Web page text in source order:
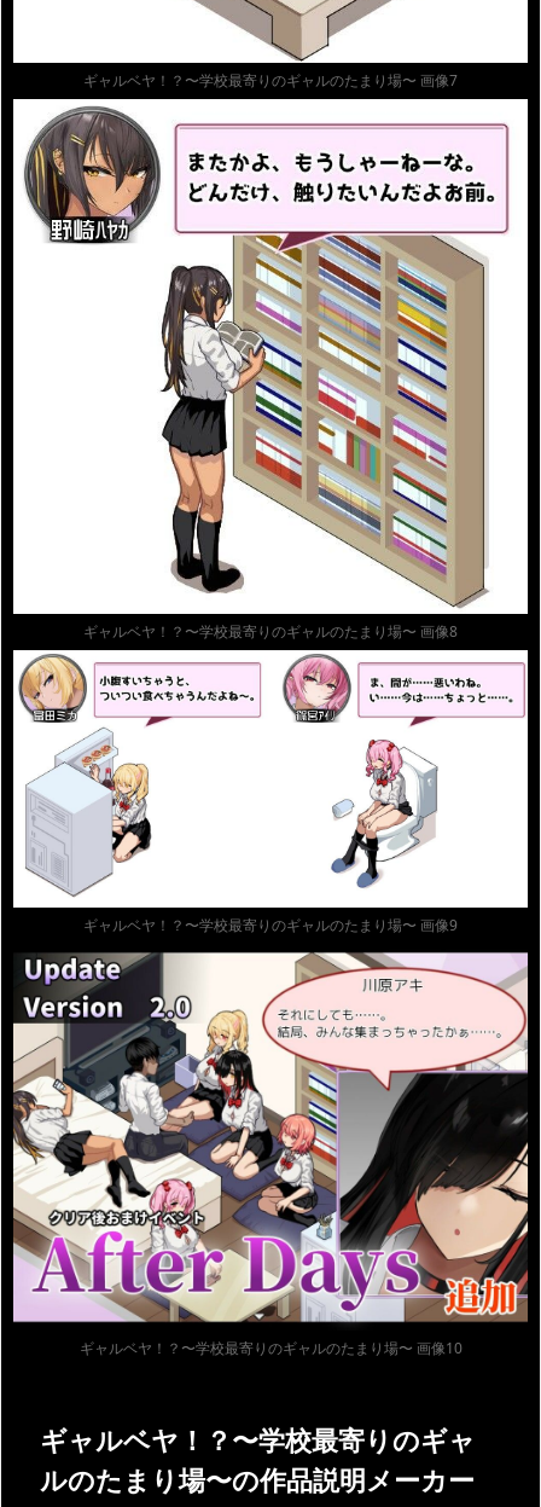
ギャルベヤ！？〜学校最寄りのギャルのたまり場〜 画像7
ギャルベヤ！？〜学校最寄りのギャルのたまり場〜 画像8
ギャルベヤ！？〜学校最寄りのギャルのたまり場〜 画像9
ギャルベヤ！？〜学校最寄りのギャルのたまり場〜 画像10
ギャルベヤ！？〜学校最寄りのギャ
ルのたまり場〜の作品説明メーカー